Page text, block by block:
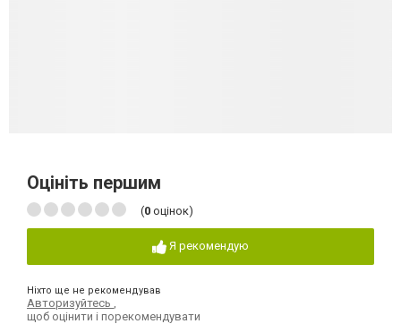
Оцініть першим
(0 оцінок)
Я рекомендую
Ніхто ще не рекомендував
Авторизуйтесь
щоб оцінити і порекомендувати